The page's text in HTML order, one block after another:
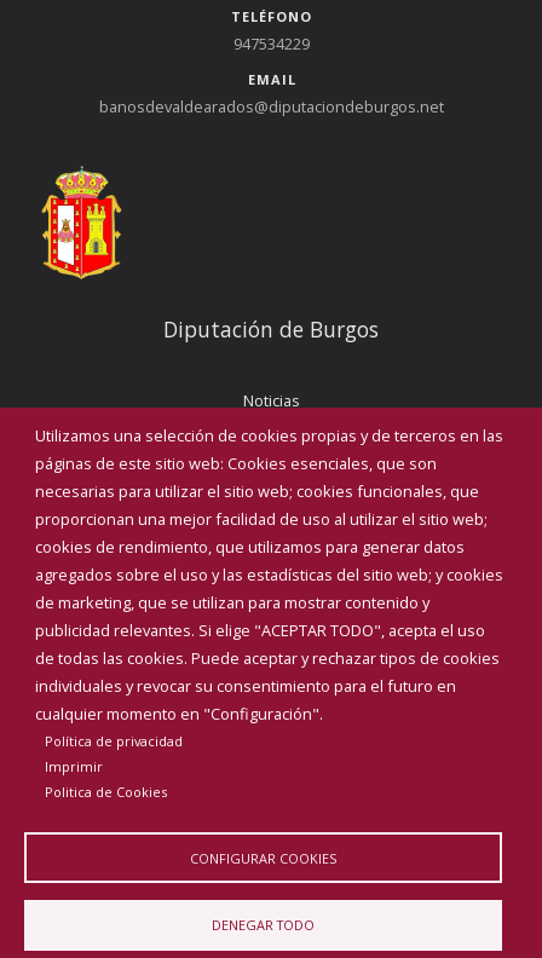
Utilizamos una selección de cookies propias y de terceros en las
páginas de este sitio web: Cookies esenciales, que son
necesarias para utilizar el sitio web; cookies funcionales, que
proporcionan una mejor facilidad de uso al utilizar el sitio web;
cookies de rendimiento, que utilizamos para generar datos
agregados sobre el uso y las estadísticas del sitio web; y cookies
de marketing, que se utilizan para mostrar contenido y
publicidad relevantes. Si elige "ACEPTAR TODO", acepta el uso
de todas las cookies. Puede aceptar y rechazar tipos de cookies
individuales y revocar su consentimiento para el futuro en
cualquier momento en "Configuración".
Política de privacidad
Imprimir
Politica de Cookies
CONFIGURAR COOKIES
DENEGAR TODO
TELÉFONO
947534229
EMAIL
banosdevaldearados@diputaciondeburgos.net
Diputación de Burgos
Noticias
Eventos
Corporación Municipal
Teléfonos de interés
INICIAR SESIÓN
MAPA WEB